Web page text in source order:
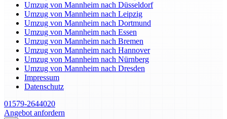
Umzug von Mannheim nach Düsseldorf
Umzug von Mannheim nach Leipzig
Umzug von Mannheim nach Dortmund
Umzug von Mannheim nach Essen
Umzug von Mannheim nach Bremen
Umzug von Mannheim nach Hannover
Umzug von Mannheim nach Nürnberg
Umzug von Mannheim nach Dresden
Impressum
Datenschutz
01579-2644020
Angebot anfordern